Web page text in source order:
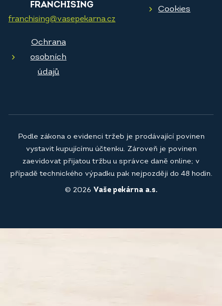
FRANCHISING
franchising@vasepekarna.cz
Cookies
Ochrana
osobních
údajů
© 2026 Vaše pekárna a.s.
Podle zákona o evidenci tržeb je prodávající povinen
vystavit kupujícímu účtenku. Zároveň je povinen
zaevidovat přijatou tržbu u správce daně online; v
případě technického výpadku pak nejpozději do 48 hodin.